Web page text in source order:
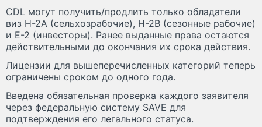
CDL могут получить/продлить только обладатели
виз H-2A (сельхозрабочие), H-2B (сезонные рабочие)
и E-2 (инвесторы). Ранее выданные права остаются
действительными до окончания их срока действия.
Лицензии для вышеперечисленных категорий теперь
ограничены сроком до одного года.
Введена обязательная проверка каждого заявителя
через федеральную систему SAVE для
подтверждения его легального статуса.